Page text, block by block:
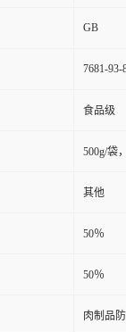
GB
7681-93-
食品级
500g/袋
其他
50％
50％
肉制品